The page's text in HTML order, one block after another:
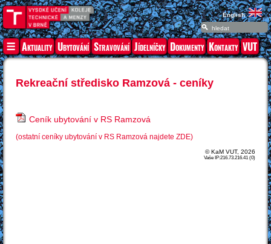
English
Aktuality Ubytování Stravování Jídelníčky Dokumenty Kontakty VUT
Rekreační středisko Ramzová - ceníky
Ceník ubytování v RS Ramzová
(ostatní ceníky ubytování v RS Ramzová najdete ZDE)
© KaM VUT, 2026
Vaše IP:216.73.216.41 (0)